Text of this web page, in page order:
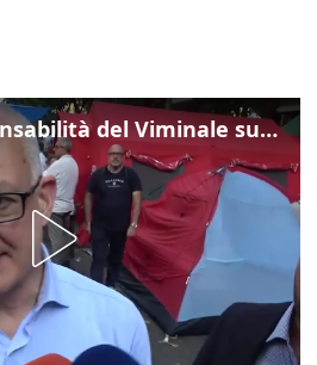
Gualtieri: "Responsabilità del Viminale su Spin Time? La posizione dei partiti è nota"